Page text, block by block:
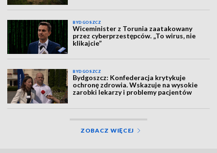
BYDGOSZCZ
Wiceminister z Torunia zaatakowany
przez cyberprzestępców. „To wirus, nie
klikajcie”
BYDGOSZCZ
Bydgoszcz: Konfederacja krytykuje
ochronę zdrowia. Wskazuje na wysokie
zarobki lekarzy i problemy pacjentów
ZOBACZ WIĘCEJ